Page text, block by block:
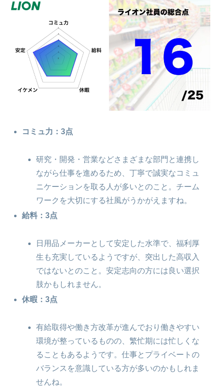
コミュ力：3点
研究・開発・営業などさまざまな部門と連携し
ながら仕事を進めるため、丁寧で誠実なコミュ
ニケーションを取る人が多いとのこと。チーム
ワークを大切にする社風がうかがえますね。
給料：3点
日用品メーカーとして安定した水準で、福利厚
生も充実しているようですが、突出した高収入
ではないとのこと。安定志向の方には良い選択
肢かもしれません。
休暇：3点
有給取得や働き方改革が進んでおり働きやすい
環境が整っているものの、繁忙期には忙しくな
ることもあるようです。仕事とプライベートの
バランスを意識している方が多いのかもしれま
せんね。